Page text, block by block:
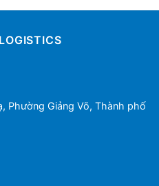
Phường Giảng Võ, Thành phố